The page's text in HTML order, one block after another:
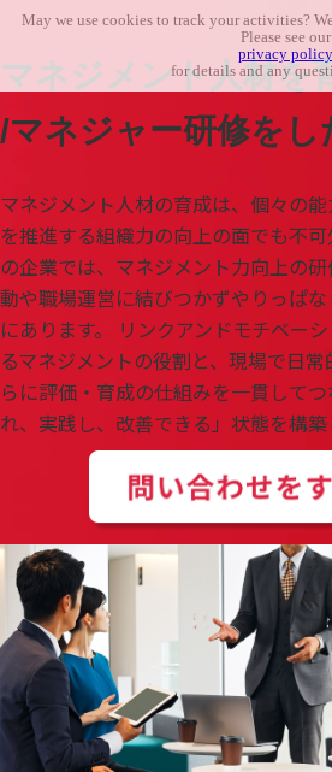
マネジメント人材を
/マネジャー研修をし
マネジメント人材の育成は、個々の
を推進する組織力の向上の面でも不可
の企業では、マネジメント力向上の
動や職場運営に結びつかずやりっぱ
にあります。 リンクアンドモチベー
るマネジメントの役割と、現場で日
らに評価・育成の仕組みを一貫して
れ、実践し、改善できる」状態を構築
May we use cookies to track your activities?
Please see our
privacy policy
for details and any